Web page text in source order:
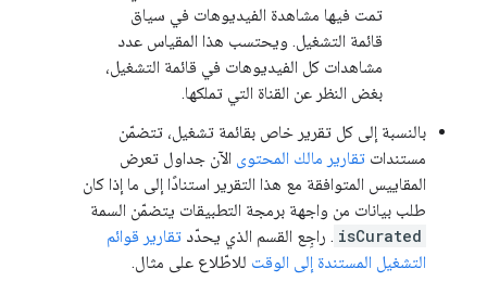
تمت فيها مشاهدة الفيديوهات في سياق
قائمة التشغيل. ويحتسب هذا المقياس عدد
مشاهدات كل الفيديوهات في قائمة التشغيل،
بغض النظر عن القناة التي تملكها.
بالنسبة إلى كل تقرير خاص بقائمة تشغيل، تتضمّن
مستندات تقارير مالك المحتوى الآن جداول تعرض
المقاييس المتوافقة مع هذا التقرير استنادًا إلى ما إذا كان
طلب بيانات من واجهة برمجة التطبيقات يتضمّن السمة
isCurated . راجِع القسم الذي يحدّد تقارير قوائم
التشغيل المستندة إلى الوقت للاطّلاع على مثال.